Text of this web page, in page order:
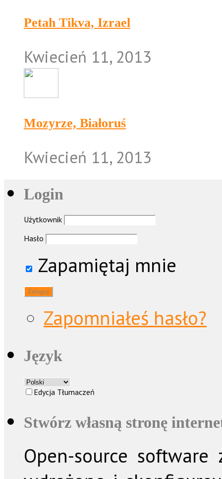
Petah Tikva, Izrael
Kwiecień 11, 2013
Mozyrze, Białoruś
Kwiecień 11, 2013
Login
Użytkownik
Hasło
Zapamiętaj mnie
Zapomniałeś hasło?
Język
Edycja Tłumaczeń
Stwórz własną stronę
Open-source